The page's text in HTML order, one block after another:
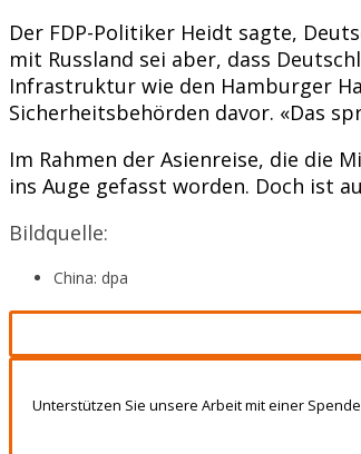
Der FDP-Politiker Heidt sagte,
mit Russland sei aber, dass
Infrastruktur wie den Hamburger
Sicherheitsbehörden davor. «Das
Im Rahmen der Asienreise, die die
ins Auge gefasst worden. Doch ist
Bildquelle:
China: dpa
Unterstützen Sie unsere Arbeit mit einer Spende